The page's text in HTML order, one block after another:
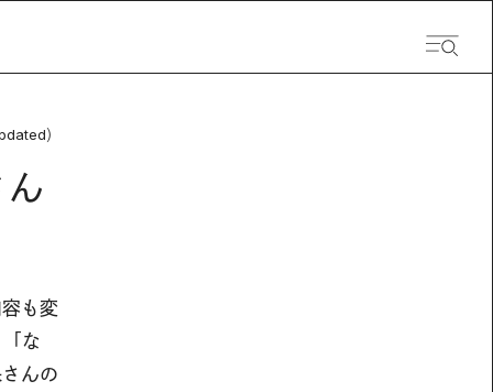
）
も変
な
んの